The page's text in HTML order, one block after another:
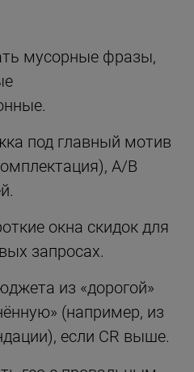
мусорные фразы,
под главный мотив
A/B
окна скидок для
запросах.
из «дорогой»
(например, из
если CR выше.